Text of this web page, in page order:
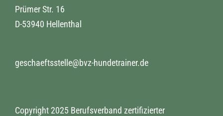
Prümer Str. 16
D-53940 Hellenthal
geschaeftsstelle@bvz-hundetrainer.de
Copyright 2025 Berufsverband zertifizierter